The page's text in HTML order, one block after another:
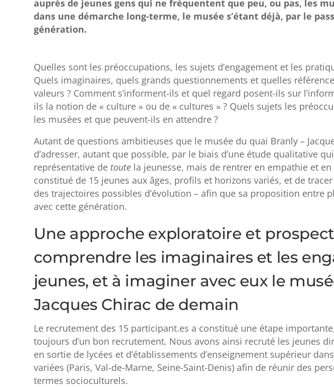
auprès de jeunes gens qui ne fréquentent que peu, ou pas, les
dans une démarche long-terme, le musée s’étant déjà, par le
génération.
Quelles sont les préoccupations, les sujets d’engagement et les
Quels imaginaires, quels grands questionnements et quelles
valeurs ? Comment s’informent-ils et quel regard posent-ils sur
ils la notion de « culture » ou de « cultures » ? Quels sujets les
les musées et que peuvent-ils en attendre ?
Autant de questions ambitieuses que le musée du quai Branly –
d’adresser, autant que possible, par le biais d’une étude qualitative
représentative de toutela jeunesse, mais de rentrer en empathie et
constitué de 15 jeunes aux âges, profils et horizons variés, et de
des trajectoires possibles d’évolution – afin que sa proposition entre
avec cette génération.
Une approche exploratoire et
comprendre les imaginaires et les
jeunes, et à imaginer avec eux le
Jacques Chirac de demain
Le recrutement des 15 participant.es a constitué une étape
toujours d’un bon recrutement. Nous avons ainsi recruté les jeunes
en sortie de lycées et d’établissements d’enseignement supérieur
variées (Paris, Val-de-Marne, Seine-Saint-Denis) afin de réunir des
termes socioculturels.